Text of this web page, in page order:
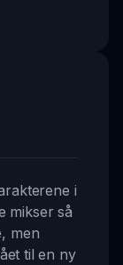
i
mikser så
men
til en ny